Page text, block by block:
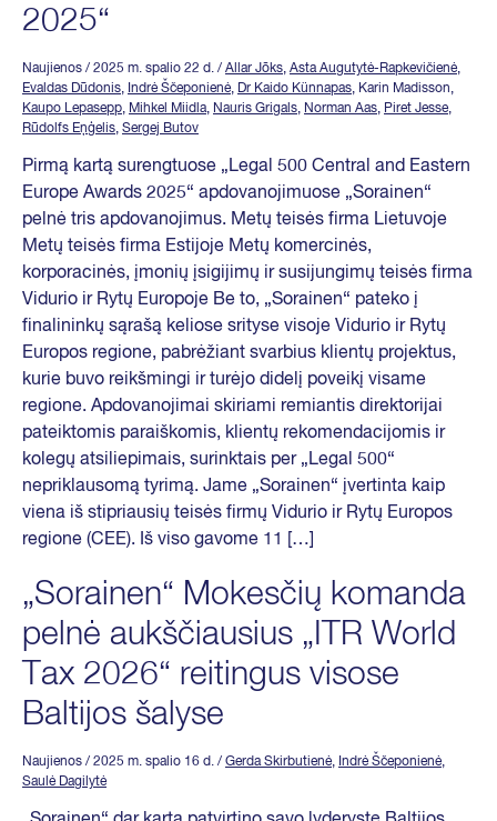
2025“
Naujienos / 2025 m. spalio 22 d. / Allar Jõks, Asta Augutytė-Rapkevičienė,
Evaldas Dūdonis, Indrė Ščeponienė, Dr Kaido Künnapas, Karin Madisson,
Kaupo Lepasepp, Mihkel Miidla, Nauris Grigals, Norman Aas, Piret Jesse,
Rūdolfs Eņģelis, Sergej Butov
Pirmą kartą surengtuose „Legal 500 Central and Eastern
Europe Awards 2025“ apdovanojimuose „Sorainen“
pelnė tris apdovanojimus. Metų teisės firma Lietuvoje
Metų teisės firma Estijoje Metų komercinės,
korporacinės, įmonių įsigijimų ir susijungimų teisės firma
Vidurio ir Rytų Europoje Be to, „Sorainen“ pateko į
finalininkų sąrašą keliose srityse visoje Vidurio ir Rytų
Europos regione, pabrėžiant svarbius klientų projektus,
kurie buvo reikšmingi ir turėjo didelį poveikį visame
regione. Apdovanojimai skiriami remiantis direktorijai
pateiktomis paraiškomis, klientų rekomendacijomis ir
kolegų atsiliepimais, surinktais per „Legal 500“
nepriklausomą tyrimą. Jame „Sorainen“ įvertinta kaip
viena iš stipriausių teisės firmų Vidurio ir Rytų Europos
regione (CEE). Iš viso gavome 11 […]
„Sorainen“ Mokesčių komanda
pelnė aukščiausius „ITR World
Tax 2026“ reitingus visose
Baltijos šalyse
Naujienos / 2025 m. spalio 16 d. / Gerda Skirbutienė, Indrė Ščeponienė,
Saulė Dagilytė